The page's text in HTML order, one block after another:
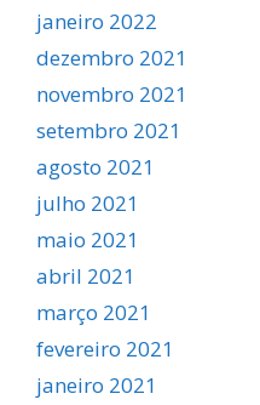
janeiro 2022
dezembro 2021
novembro 2021
setembro 2021
agosto 2021
julho 2021
maio 2021
abril 2021
março 2021
fevereiro 2021
janeiro 2021